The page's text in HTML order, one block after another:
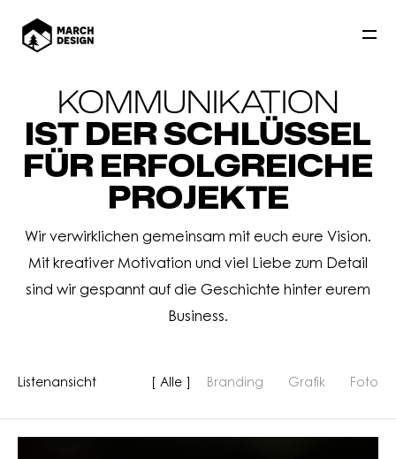
KOMMUNIKATION
IST DER SCHLÜSSEL
FÜR ERFOLGREICHE
PROJEKTE
Wir verwirklichen gemeinsam mit euch eure Vision.
Mit kreativer Motivation und viel Liebe zum Detail
sind wir gespannt auf die Geschichte hinter eurem
Business.
Listenansicht Alle Branding Grafik Foto